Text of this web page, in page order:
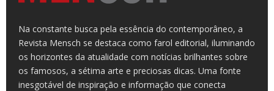
Na constante busca pela essência do contemporâneo, a
Revista Mensch se destaca como farol editorial, iluminando
os horizontes da atualidade com notícias brilhantes sobre
os famosos, a sétima arte e preciosas dicas. Uma fonte
inesgotável de inspiração e informação que conecta